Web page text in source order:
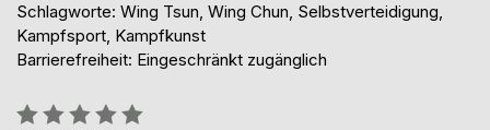
Schlagworte: Wing Tsun, Wing Chun, Selbstverteidigung,
Kampfsport, Kampfkunst
Barrierefreiheit: Eingeschränkt zugänglich
Bewertung::